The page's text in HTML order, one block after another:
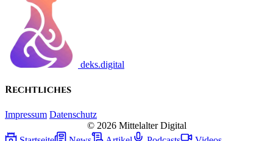
deks.digital
Rechtliches
Impressum Datenschutz
© 2026 Mittelalter Digital